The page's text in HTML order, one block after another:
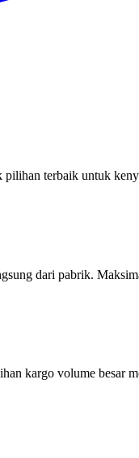
terbaik untuk
dari pabrik.
kargo volume besar